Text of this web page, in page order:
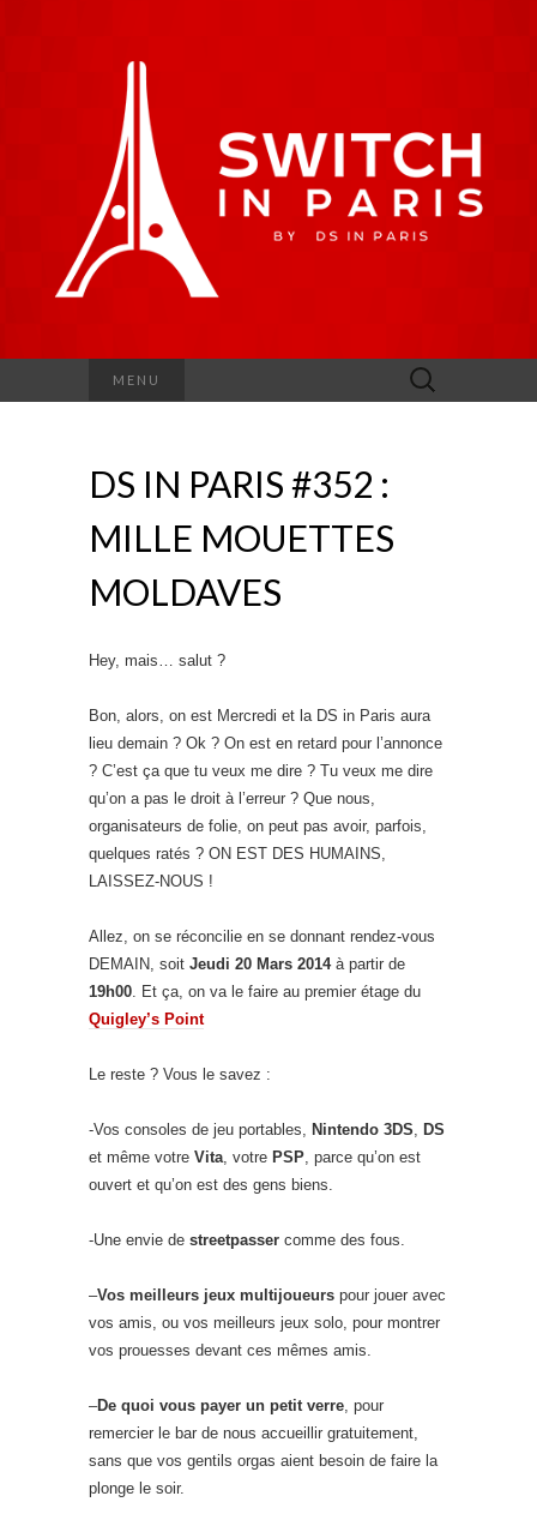
MENU Rechercher :
DS IN PARIS #352 :
MILLE MOUETTES
MOLDAVES
Hey, mais… salut ?
Bon, alors, on est Mercredi et la DS in Paris aura
lieu demain ? Ok ? On est en retard pour l’annonce
? C’est ça que tu veux me dire ? Tu veux me dire
qu’on a pas le droit à l’erreur ? Que nous,
organisateurs de folie, on peut pas avoir, parfois,
quelques ratés ? ON EST DES HUMAINS,
LAISSEZ-NOUS !
Allez, on se réconcilie en se donnant rendez-vous
DEMAIN, soit Jeudi 20 Mars 2014à partir de
19h00 . Et ça, on va le faire au premier étage du
Quigley’s Point
Le reste ? Vous le savez :
-Vos consoles de jeu portables, Nintendo 3DS
DS
et même votre Vita , votre PSP , parce qu’on est
ouvert et qu’on est des gens biens.
-Une envie de streetpasser comme des fous.
–Vos meilleurs jeux multijoueurs pour jouer avec
vos amis, ou vos meilleurs jeux solo, pour montrer
vos prouesses devant ces mêmes amis.
–De quoi vous payer un petit verre , pour
remercier le bar de nous accueillir gratuitement,
sans que vos gentils orgas aient besoin de faire la
plonge le soir.